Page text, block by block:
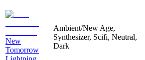
New
Tomorrow
Ambient/New Age,
Synthesizer, Scifi, Neutral,
Dark